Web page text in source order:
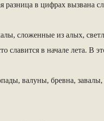
разница в цифрах вызвана
сложенные из алых,
славится в начале лета. В
валуны, бревна,